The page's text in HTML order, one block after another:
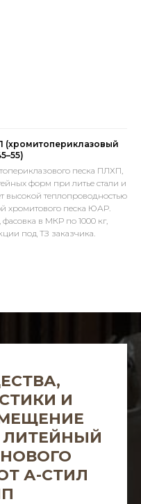
(хромитопериклазовый
песка ПЛХП,
форм при литье стали и
высокой теплопроводностью
хромитового песка ЮАР.
в МКР по 1000 кг,
под ТЗ заказчика.
И
ЛИТЕЙНЫЙ
А-СТИЛ